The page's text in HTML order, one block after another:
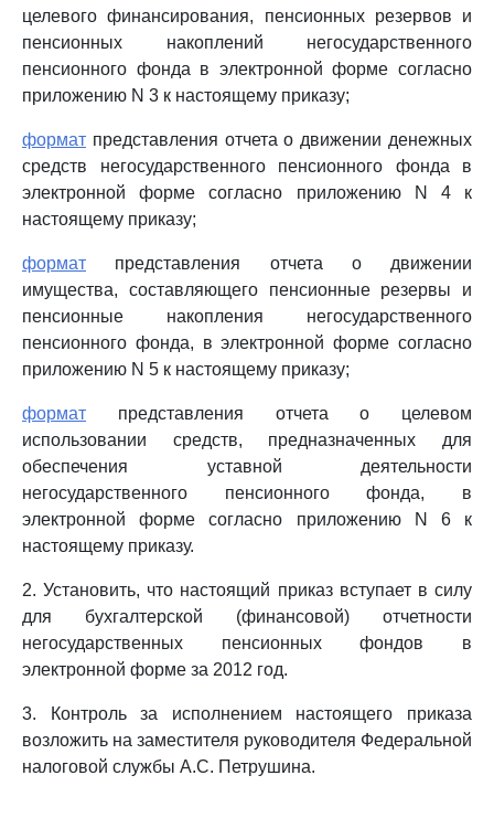
целевого финансирования, пенсионных резервов и
пенсионных накоплений негосударственного
пенсионного фонда в электронной форме согласно
приложению N 3 к настоящему приказу;
формат представления отчета о движении денежных
средств негосударственного пенсионного фонда в
электронной форме согласно приложению N 4 к
настоящему приказу;
формат представления отчета о движении
имущества, составляющего пенсионные резервы и
пенсионные накопления негосударственного
пенсионного фонда, в электронной форме согласно
приложению N 5 к настоящему приказу;
формат представления отчета о целевом
использовании средств, предназначенных для
обеспечения уставной деятельности
негосударственного пенсионного фонда, в
электронной форме согласно приложению N 6 к
настоящему приказу.
2. Установить, что настоящий приказ вступает в силу
для бухгалтерской (финансовой) отчетности
негосударственных пенсионных фондов в
электронной форме за 2012 год.
3. Контроль за исполнением настоящего приказа
возложить на заместителя руководителя Федеральной
налоговой службы А.С. Петрушина.